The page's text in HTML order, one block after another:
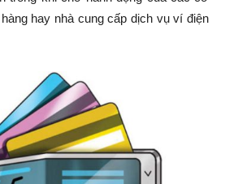
hay nhà cung cấp dịch vụ ví điện